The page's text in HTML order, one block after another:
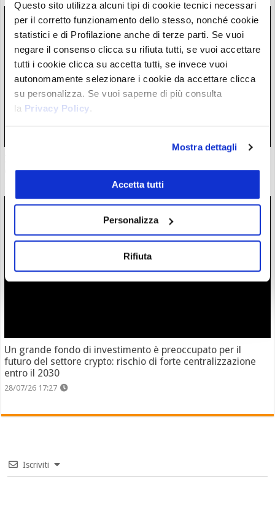
Questo sito utilizza alcuni tipi di cookie tecnici necessari
per il corretto funzionamento dello stesso, nonché cookie
statistici e di Profilazione anche di terze parti. Se vuoi
negare il consenso clicca su rifiuta tutti, se vuoi accettare
tutti i cookie clicca su accetta tutti, se invece vuoi
autonomamente selezionare i cookie da accettare clicca
su personalizza. Se vuoi saperne di più consulta
la Privacy Policy.
Mostra dettagli
Accetta tutti
Personalizza
Rifiuta
di $ZEC è ora verificata
Un grande fondo di investimento è preoccupato per il
futuro del settore crypto: rischio di forte centralizzazione
entro il 2030
28/07/26 17:27
Iscriviti